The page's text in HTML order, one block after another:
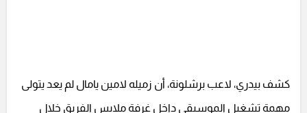
كشف بيدري، لاعب برشلونة، أن زميله لامين يامال لم يعد يتولى
مهمة تشغيل الموسيقى داخل غرفة ملابس الفريق خلال